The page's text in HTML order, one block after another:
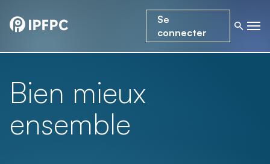
Se
connecter
Bien mieux
ensemble